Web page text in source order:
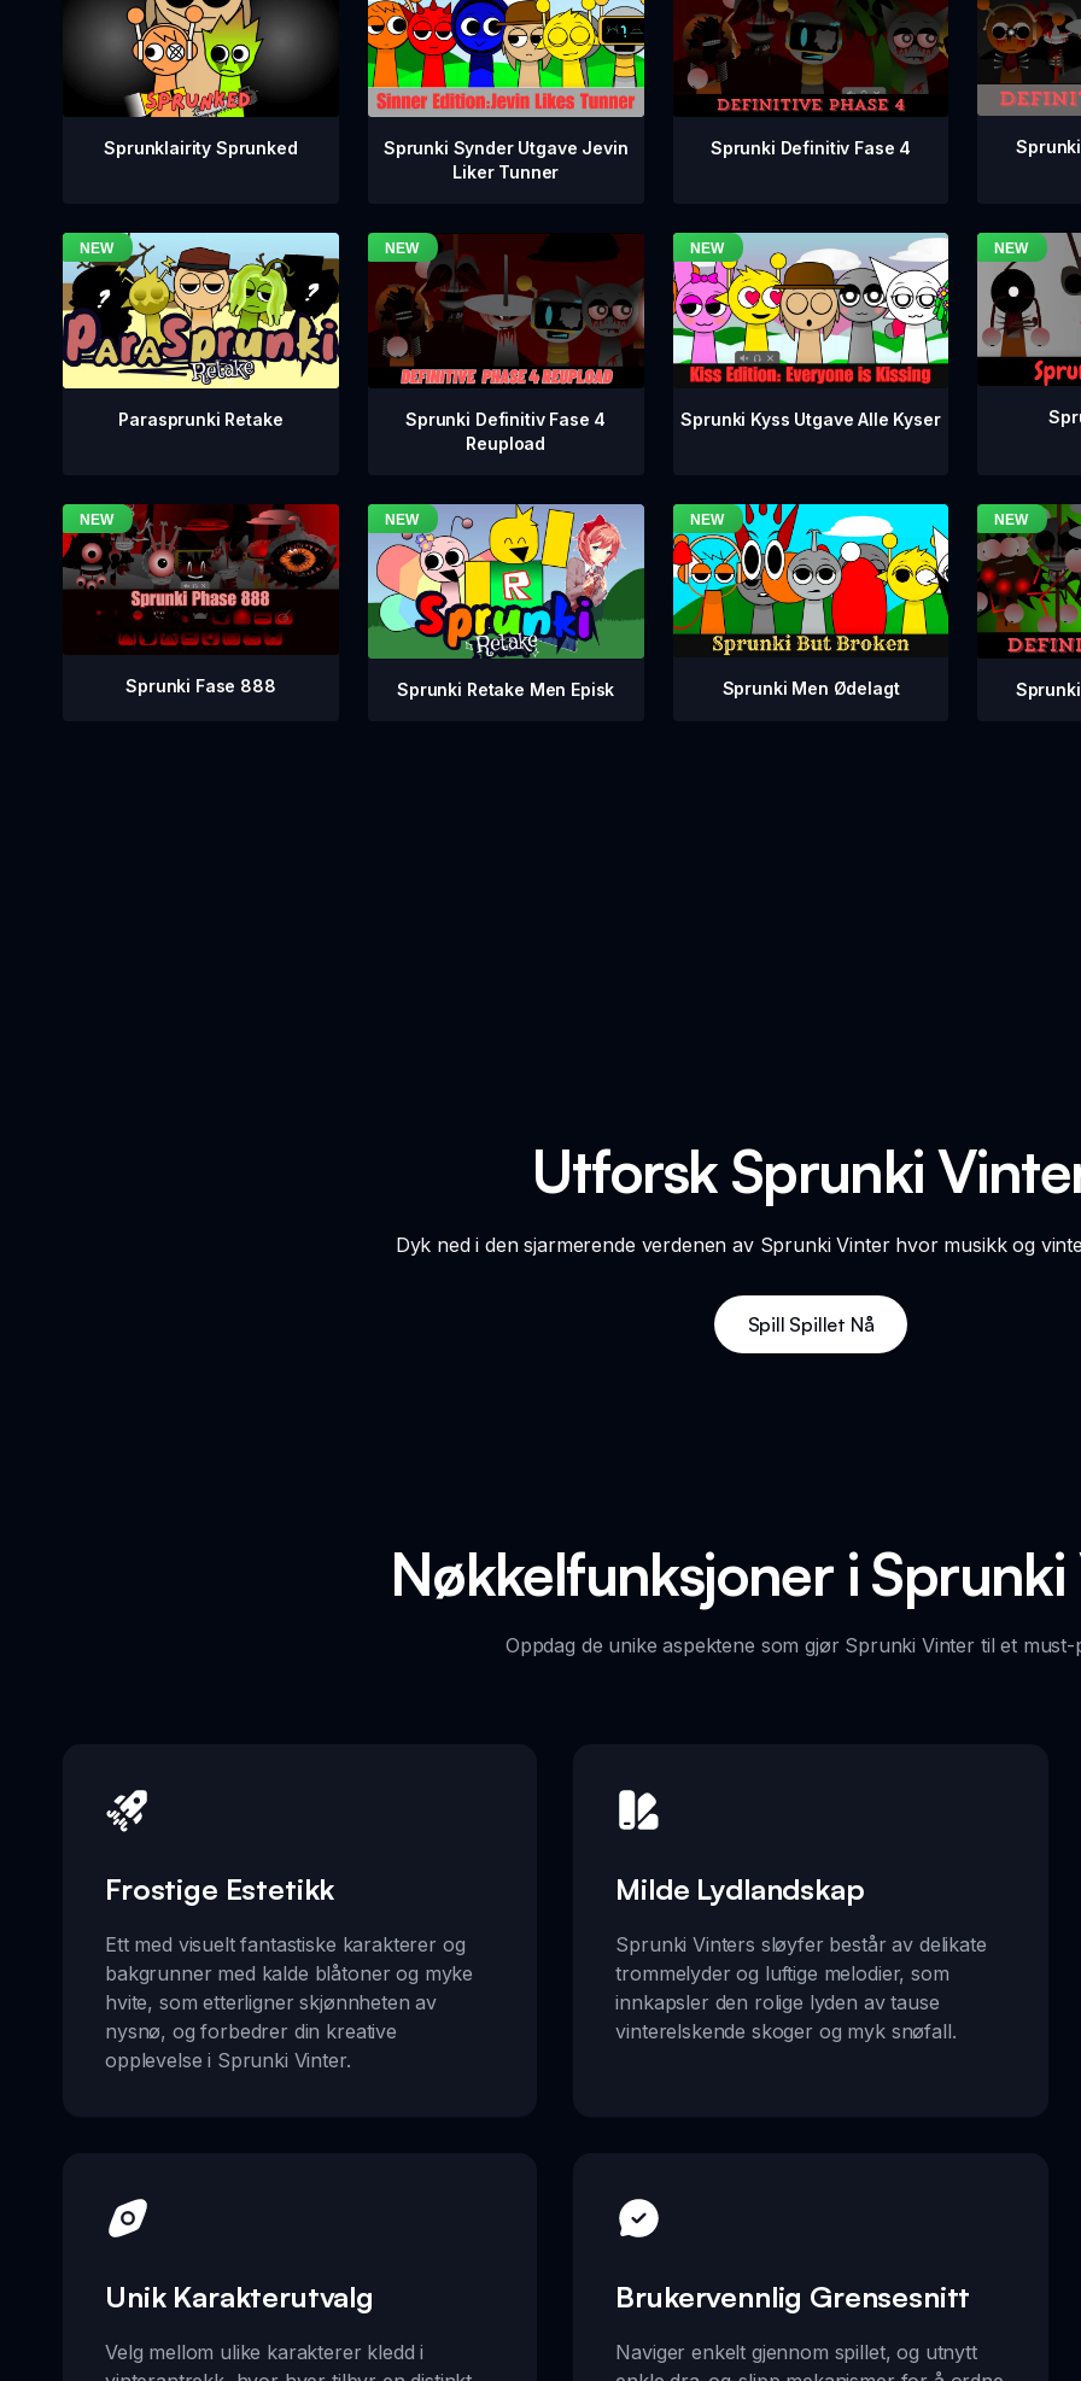
Sprunklairity Sprunked
Sprunki Synder Utgave Jevin
Liker Tunner
Sprunki Definitiv Fase 4
Parasprunki Retake
Sprunki Definitiv Fase 4
Reupload
Sprunki Kyss Utgave Alle Kyser
Sprunki Fase 888 Sprunki Retake Men Episk Sprunki Men Ødelagt
Utforsk Sprunki
Dyk ned i den sjarmerende verdenen av Sprunki Vinter hvor musikk og
Spill Spillet Nå
Nøkkelfunksjoner i
Oppdag de unike aspektene som gjør Sprunki Vinter til et must-
Frostige Estetikk
Ett med visuelt fantastiske karakterer og
bakgrunner med kalde blåtoner og myke
hvite, som etterligner skjønnheten av
nysnø, og forbedrer din kreative
opplevelse i Sprunki Vinter.
Milde Lydlandskap
Sprunki Vinters sløyfer består av delikate
trommelyder og luftige melodier, som
innkapsler den rolige lyden av tause
vinterelskende skoger og myk snøfall.
Unik Karakterutvalg
Velg mellom ulike karakterer kledd i
Brukervennlig Grensesnitt
Naviger enkelt gjennom spillet, og utnytt